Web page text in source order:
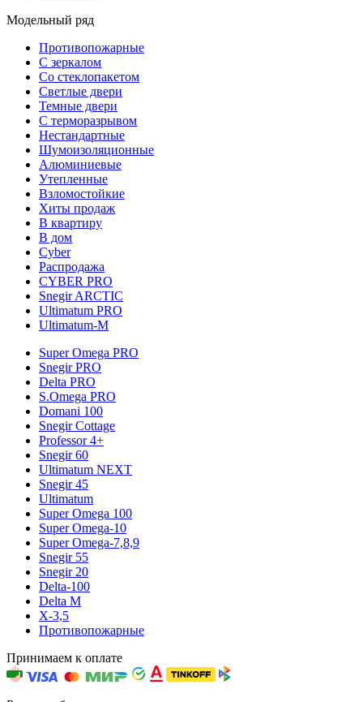
Модельный ряд
Противопожарные
С зеркалом
Со стеклопакетом
Светлые двери
Темные двери
С терморазрывом
Нестандартные
Шумоизоляционные
Алюминиевые
Утепленные
Взломостойкие
Хиты продаж
В квартиру
В дом
Cyber
Распродажа
CYBER PRO
Snegir ARCTIC
Ultimatum PRO
Ultimatum-M
Super Omega PRO
Snegir PRO
Delta PRO
S.Omega PRO
Domani 100
Snegir Cottage
Professor 4+
Snegir 60
Ultimatum NEXT
Snegir 45
Ultimatum
Super Omega 100
Super Omega-10
Super Omega-7,8,9
Snegir 55
Snegir 20
Delta-100
Delta M
X-3,5
Противопожарные
Принимаем к оплате